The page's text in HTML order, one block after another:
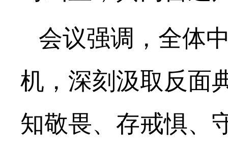
会议强调，全体
机，深刻汲取反面
知敬畏、存戒惧、